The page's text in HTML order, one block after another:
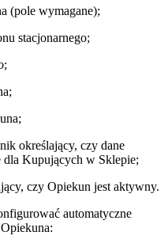
(pole wymagane);
stacjonarnego;
;
określający, czy dane
Kupujących w Sklepie;
czy Opiekun jest aktywny.
automatyczne